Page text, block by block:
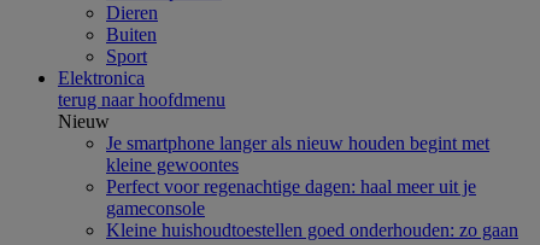
Dieren
Buiten
Sport
Elektronica
terug naar hoofdmenu
Nieuw
Je smartphone langer als nieuw houden begint met
kleine gewoontes
Perfect voor regenachtige dagen: haal meer uit je
gameconsole
Kleine huishoudtoestellen goed onderhouden: zo gaan